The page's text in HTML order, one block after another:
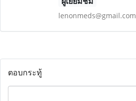
lenonmeds@gmail.com
ตอบกระทู้